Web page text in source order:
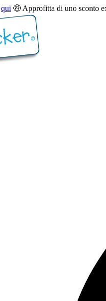
qui 🤑 Approfitta di uno sconto